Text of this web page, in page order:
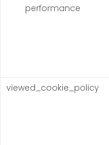
performance
viewed_cookie_policy